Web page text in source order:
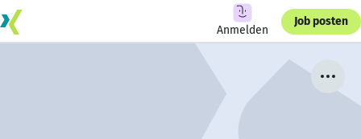
Anmelden
Job posten